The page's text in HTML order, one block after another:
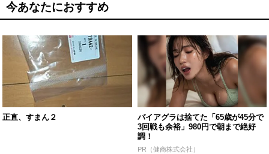
今あなたにおすすめ
正直、すまん２
バイアグラは捨てた「65歳が45分で
3回戦も余裕」980円で朝まで絶好
調！
PR（健商株式会社）